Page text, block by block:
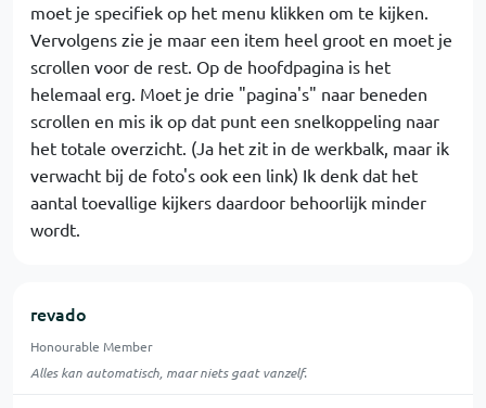
moet je specifiek op het menu klikken om te kijken.
Vervolgens zie je maar een item heel groot en moet je
scrollen voor de rest. Op de hoofdpagina is het
helemaal erg. Moet je drie "pagina's" naar beneden
scrollen en mis ik op dat punt een snelkoppeling naar
het totale overzicht. (Ja het zit in de werkbalk, maar ik
verwacht bij de foto's ook een link) Ik denk dat het
aantal toevallige kijkers daardoor behoorlijk minder
wordt.
revado
Honourable Member
Alles kan automatisch, maar niets gaat vanzelf.